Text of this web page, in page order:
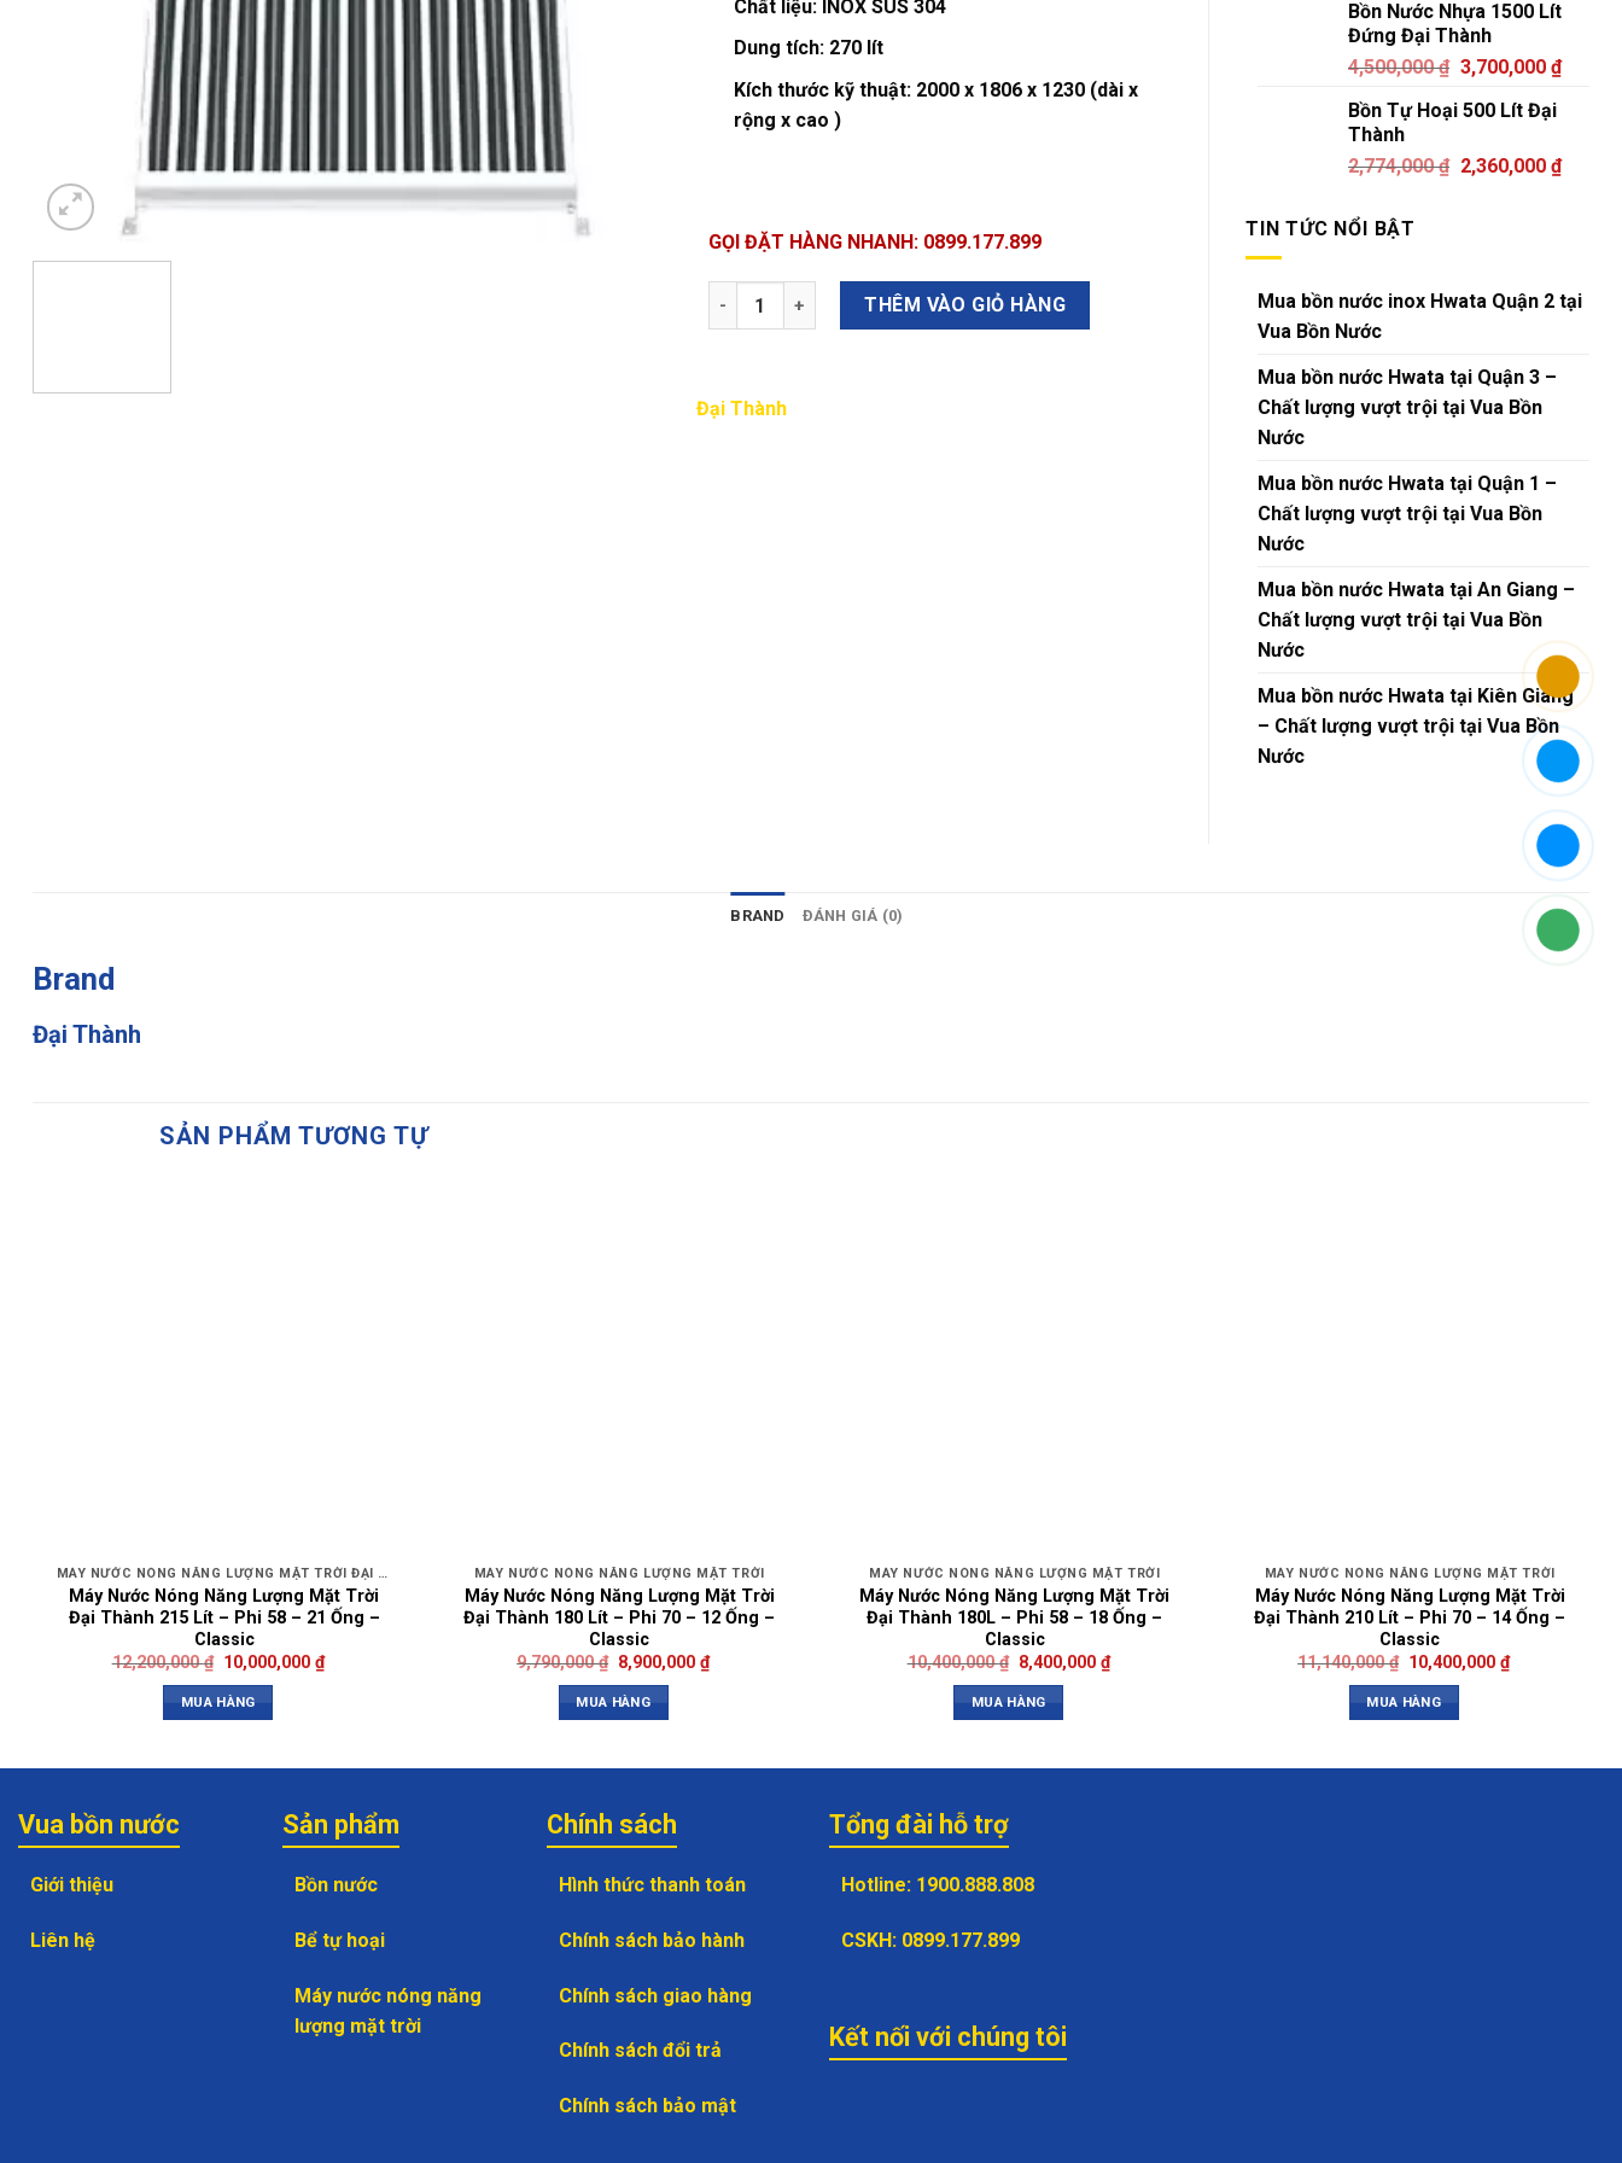
Chất liệu:INOX SUS 304
Dung tích:270 lít
Kích thước kỹ thuật: 2000 x 1806 x 1230 (dài x
rộng x cao )
GỌI ĐẶT HÀNG NHANH: 0899.177.899
Số lượng THÊM VÀO GIỎ HÀNG
Đại Thành
Bồn Nước Nhựa 1500 Lít
Đứng Đại Thành
4,500,000₫ 3,700,000 ₫
Bồn Tự Hoại 500 Lít Đại
Thành
2,774,000₫ 2,360,000 ₫
TIN TỨC NỔI BẬT
Mua bồn nước inox Hwata Quận 2 tại
Vua Bồn Nước
Mua bồn nước Hwata tại Quận 3 –
Chất lượng vượt trội tại Vua Bồn
Nước
Mua bồn nước Hwata tại Quận 1 –
Chất lượng vượt trội tại Vua Bồn
Nước
Mua bồn nước Hwata tại An Giang –
Chất lượng vượt trội tại Vua Bồn
Nước
Mua bồn nước Hwata tại Kiên Giang
– Chất lượng vượt trội tại Vua Bồn
Nước
BRAND ĐÁNH GIÁ (0)
Brand
Đại Thành
SẢN PHẨM TƯƠNG TỰ
MÁY NƯỚC NÓNG NĂNG LƯỢNG MẶT TRỜI ĐẠI THÀNH
Máy Nước Nóng Năng Lượng Mặt Trời
Đại Thành 215 Lít – Phi 58 – 21 Ống –
Classic
12,200,000₫ 10,000,000 ₫
MUA HÀNG
MÁY NƯỚC NÓNG NĂNG LƯỢNG MẶT TRỜI
Máy Nước Nóng Năng Lượng Mặt Trời
Đại Thành 180 Lít – Phi 70 – 12 Ống –
Classic
9,790,000₫ 8,900,000₫
MUA HÀNG
MÁY NƯỚC NÓNG NĂNG LƯỢNG MẶT TRỜI
Máy Nước Nóng Năng Lượng Mặt Trời
Đại Thành 180L – Phi 58 – 18 Ống –
Classic
10,400,000₫ 8,400,000 ₫
MUA HÀNG
MÁY NƯỚC NÓNG NĂNG LƯỢNG MẶT TRỜI
Máy Nước Nóng Năng Lượng Mặt Trời
Đại Thành 210 Lít – Phi 70 – 14 Ống –
Classic
11,140,000₫ 10,400,000₫
MUA HÀNG
Vua bồn nước
Giới thiệu
Liên hệ
Sản phẩm
Bồn nước
Bể tự hoại
Máy nước nóng năng
lượng mặt trời
Chính sách
Hình thức thanh toán
Chính sách bảo hành
Chính sách giao hàng
Chính sách đổi trả
Chính sách bảo mật
Tổng đài hỗ trợ
Hotline: 1900.888.808
CSKH: 0899.177.899
Kết nối với chúng tôi